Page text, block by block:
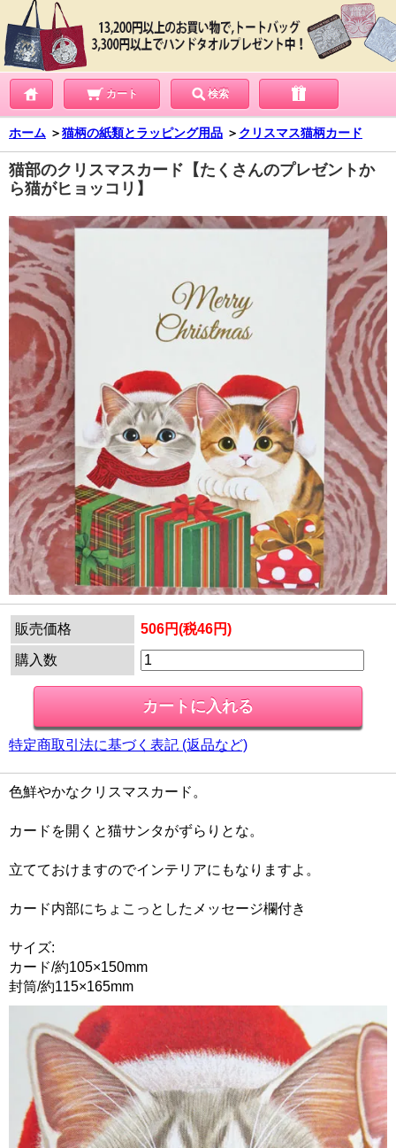
カート 検索
ホーム ＞猫柄の紙類とラッピング用品 ＞ クリスマス猫柄カード
猫部のクリスマスカード【たくさんのプレゼントか
ら猫がヒョッコリ】
販売価格 506円(税46円)
購入数
特定商取引法に基づく表記 (返品など)
色鮮やかなクリスマスカード。
カードを開くと猫サンタがずらりとな。
立てておけますのでインテリアにもなりますよ。
カード内部にちょこっとしたメッセージ欄付き
サイズ:
カード/約105×150mm
封筒/約115×165mm